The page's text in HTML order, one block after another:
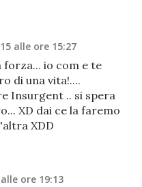
alle ore 15:27
forza... io com e te
di una vita!....
Insurgent .. si spera
XD dai ce la faremo
XDD
ore 19:13